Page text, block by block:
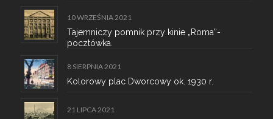
10 WRZEŚNIA 2021
Tajemniczy pomnik przy kinie „Roma”-
pocztówka.
8 SIERPNIA 2021
Kolorowy plac Dworcowy ok. 1930 r.
21 LIPCA 2021